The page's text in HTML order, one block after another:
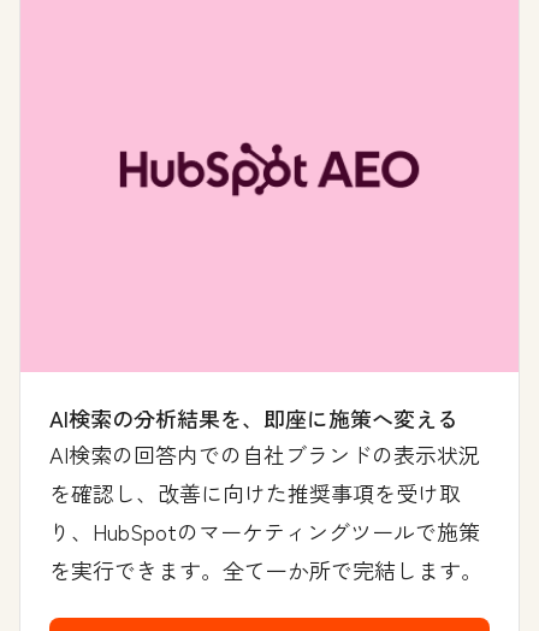
AI検索の分析結果を、即座に施策へ変える
AI検索の回答内での自社ブランドの表示状況
を確認し、改善に向けた推奨事項を受け取
り、HubSpotのマーケティングツールで施策
を実行できます。全て一か所で完結します。